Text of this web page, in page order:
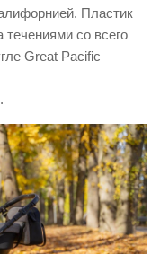
Пластик
течениями со всего
Great Pacific